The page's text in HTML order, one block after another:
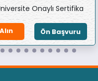
Onaylı Sertifika
Ön Başvuru